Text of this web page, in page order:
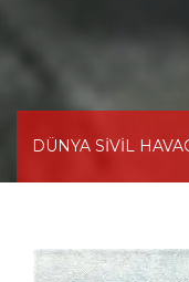
DÜNYA SİVİL